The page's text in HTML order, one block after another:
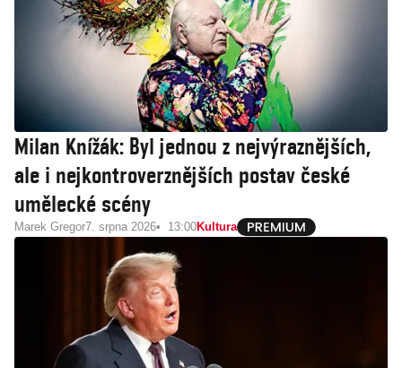
Milan Knížák: Byl jednou z nejvýraznějších,
ale i nejkontroverznějších postav české
umělecké scény
Marek Gregor7. srpna 2026 13:00Kultura